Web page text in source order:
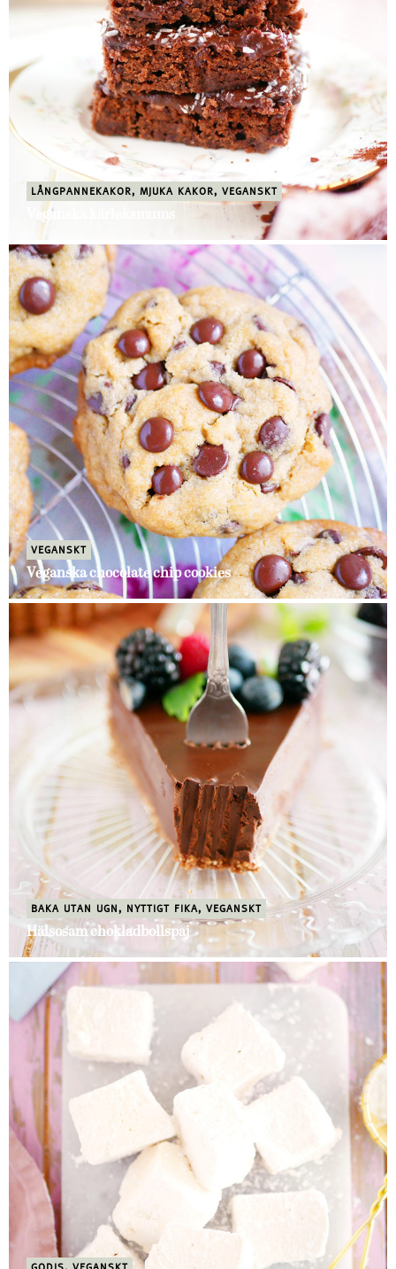
LÅNGPANNEKAKOR, MJUKA KAKOR, VEGANSKT
Veganska kärleksmums
VEGANSKT
Veganska chocolate chip cookies
BAKA UTAN UGN, NYTTIGT FIKA, VEGANSKT
Hälsosam chokladbollspaj